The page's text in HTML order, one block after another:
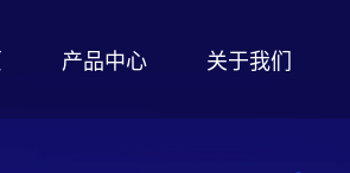
产品中心 关于我们